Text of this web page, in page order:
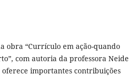
obra “Currículo em ação-quando
com autoria da professora Neide
importantes contribuições